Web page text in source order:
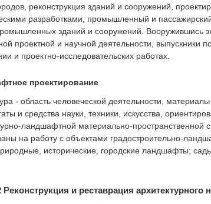
реконструкция зданий и сооружений,
разработками, промышленный и
зданий и сооружений. Вооружившись
проектной и научной деятельности, выпускники
и проектно-исследовательских работах.
проектирование
- область человеческой деятельности,
и средства науки, техники, искусства,
ландшафтной материально-пространственной
на работу с объектами градостроительно-
исторические, городские ландшафты;
и реставрация архитектурного